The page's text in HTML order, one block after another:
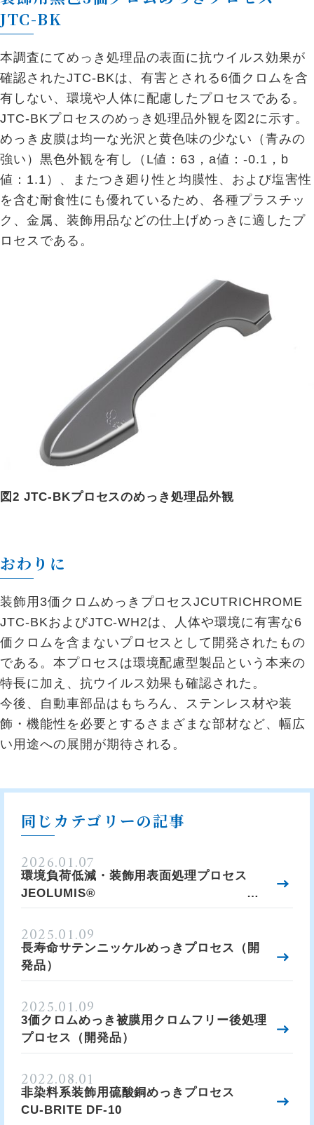
JTC-BK
本調査にてめっき処理品の表面に抗ウイルス効果が
確認されたJTC-BKは、有害とされる6価クロムを含
有しない、環境や人体に配慮したプロセスである。
JTC-BKプロセスのめっき処理品外観を図2に示す。
めっき皮膜は均一な光沢と黄色味の少ない（青みの
強い）黒色外観を有し（L値：63，a値：-0.1，b
値：1.1）、またつき廻り性と均膜性、および塩害性
を含む耐食性にも優れているため、各種プラスチッ
ク、金属、装飾用品などの仕上げめっきに適したプ
ロセスである。
図2 JTC-BKプロセスのめっき処理品外観
おわりに
装飾用3価クロムめっきプロセスJCUTRICHROME
JTC-BKおよびJTC-WH2は、人体や環境に有害な6
価クロムを含まないプロセスとして開発されたもの
である。本プロセスは環境配慮型製品という本来の
特長に加え、抗ウイルス効果も確認された。
今後、自動車部品はもちろん、ステンレス材や装
飾・機能性を必要とするさまざまな部材など、幅広
い用途への展開が期待される。
同じカテゴリーの記事
2026.01.07
環境負荷低減・装飾用表面処理プロセス
JEOLUMIS®
（ジェオルミス）JEOLUMIS®MSE-300,
600，JTC Series, KS-10
2025.01.09
長寿命サテンニッケルめっきプロセス（開
発品）
2025.01.09
3価クロムめっき被膜用クロムフリー後処理
プロセス（開発品）
2022.08.01
非染料系装飾用硫酸銅めっきプロセス
CU-BRITE DF-10